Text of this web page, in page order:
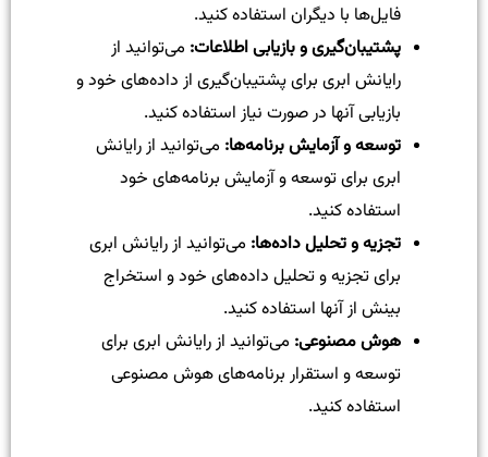
فایل‌ها با دیگران استفاده کنید.
پشتیبان‌گیری و بازیابی اطلاعات: می‌توانید از
رایانش ابری برای پشتیبان‌گیری از داده‌های خود و
بازیابی آنها در صورت نیاز استفاده کنید.
توسعه و آزمایش برنامه‌ها: می‌توانید از رایانش
ابری برای توسعه و آزمایش برنامه‌های خود
استفاده کنید.
تجزیه و تحلیل داده‌ها: می‌توانید از رایانش ابری
برای تجزیه و تحلیل داده‌های خود و استخراج
بینش از آنها استفاده کنید.
هوش مصنوعی: می‌توانید از رایانش ابری برای
توسعه و استقرار برنامه‌های هوش مصنوعی
استفاده کنید.